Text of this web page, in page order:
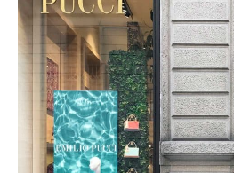
Vetrine 31 Marzo 2019